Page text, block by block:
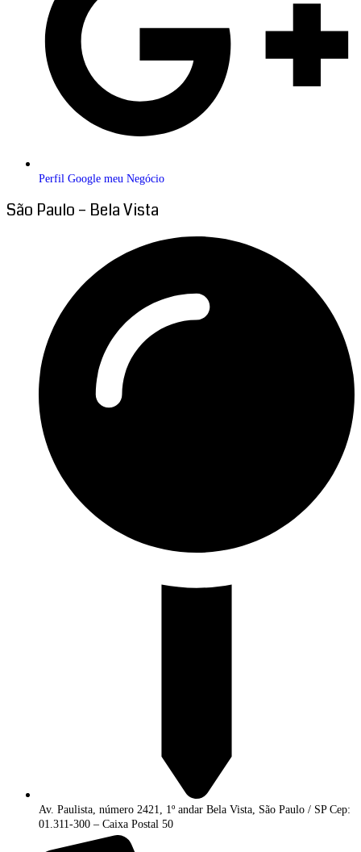
Perfil Google meu Negócio
São Paulo – Bela Vista
Av. Paulista, número 2421, 1º andar Bela Vista, São Paulo / SP Cep:
01.311-300 – Caixa Postal 50